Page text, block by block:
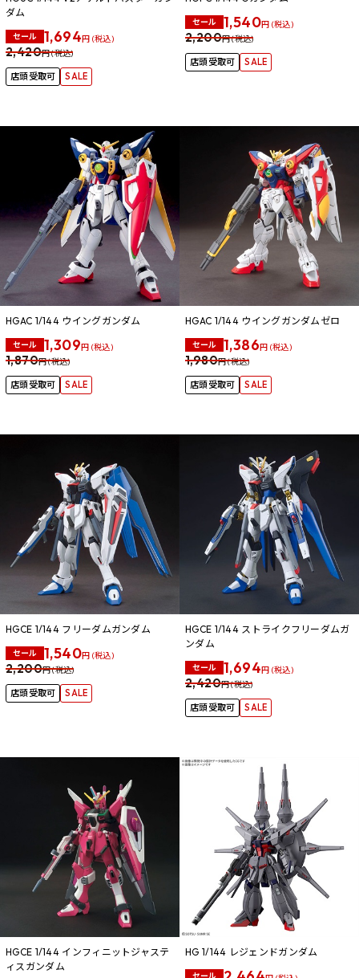
ダム
セール 1,694円 (税込)
2,420円 (税込)
店頭受取可 SALE
セール 1,540円 (税込)
2,200円 (税込)
店頭受取可 SALE
HGAC 1/144 ウイングガンダム
セール 1,309円 (税込)
1,870円 (税込)
店頭受取可 SALE
HGAC 1/144 ウイングガンダムゼロ
セール 1,386円 (税込)
1,980円 (税込)
店頭受取可 SALE
HGCE 1/144 フリーダムガンダム
セール 1,540円 (税込)
2,200円 (税込)
店頭受取可 SALE
HGCE 1/144 ストライクフリーダムガ
ンダム
セール 1,694円 (税込)
2,420円 (税込)
店頭受取可 SALE
HGCE 1/144 インフィニットジャステ
ィスガンダム
HG 1/144 レジェンドガンダム
セール